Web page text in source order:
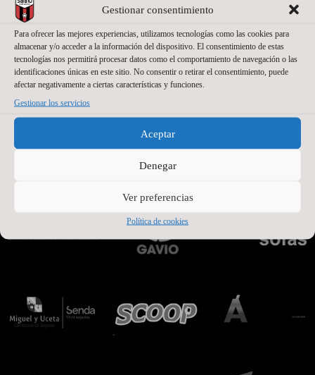
Gestionar consentimiento
Para ofrecer las mejores experiencias, utilizamos tecnologías como las cookies para
almacenar y/o acceder a la información del dispositivo. El consentimiento de estas
tecnologías nos permitirá procesar datos como el comportamiento de navegación o las
identificaciones únicas en este sitio. No consentir o retirar el consentimiento, puede
afectar negativamente a ciertas características y funciones.
Gestionar los servicios
Aceptar
Denegar
Ver preferencias
Política de cookies
PATROCINADORES OFICIALES PREMIUM